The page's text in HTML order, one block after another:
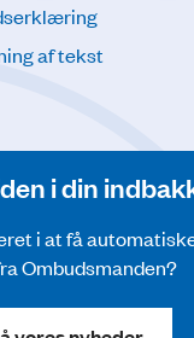
af tekst
i din
i at få
Ombudsmanden?